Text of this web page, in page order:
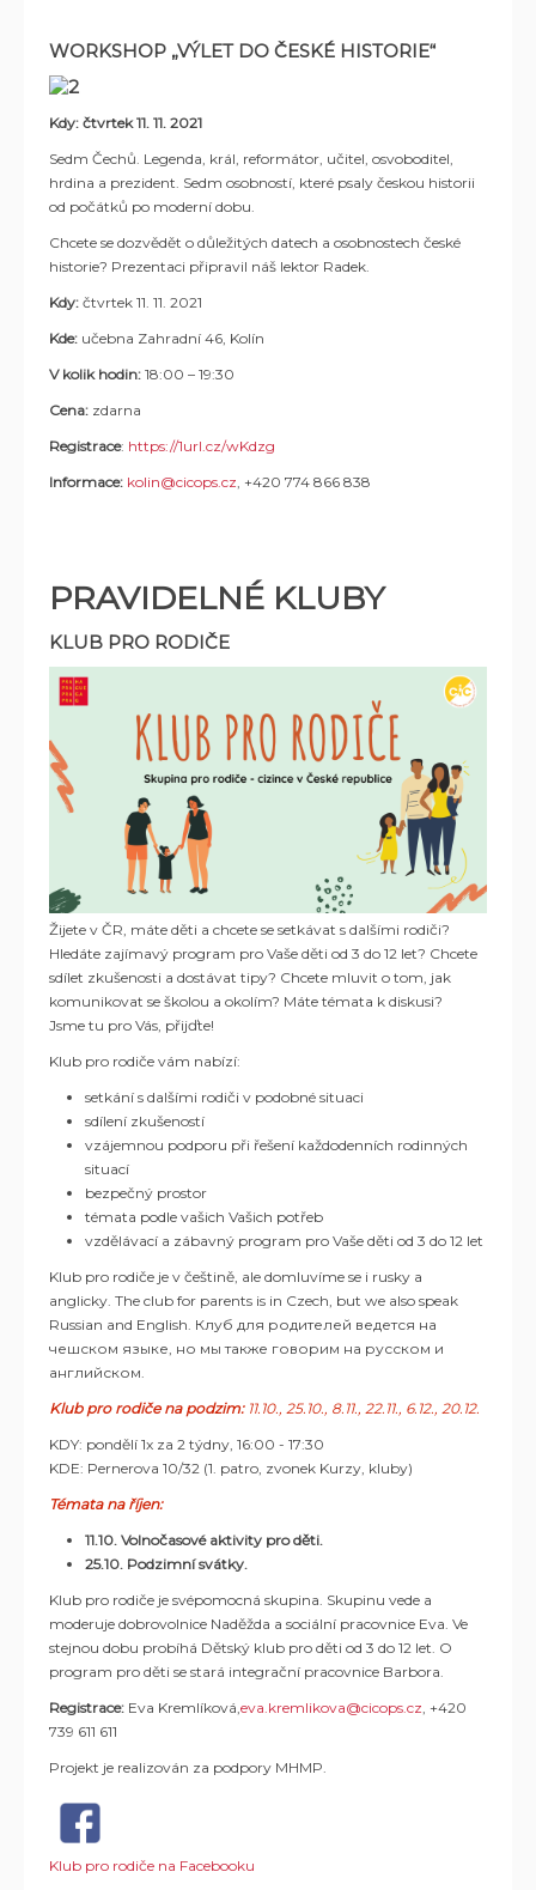
WORKSHOP „VÝLET DO ČESKÉ HISTORIE“
Kdy: čtvrtek 11. 11. 2021
Sedm Čechů. Legenda, král, reformátor, učitel, osvoboditel,
hrdina a prezident. Sedm osobností, které psaly českou historii
od počátků po moderní dobu.
Chcete se dozvědět o důležitých datech a osobnostech české
historie? Prezentaci připravil náš lektor Radek.
Kdy: čtvrtek 11. 11. 2021
Kde: učebna Zahradní 46, Kolín
V kolik hodin: 18:00 – 19:30
Cena: zdarna
Registrace: https://1url.cz/wKdzg
Informace: kolin@cicops.cz , +420 774 866 838
PRAVIDELNÉ KLUBY
KLUB PRO RODIČE
Žijete v ČR, máte děti a chcete se setkávat s dalšími rodiči?
Hledáte zajímavý program pro Vaše děti od 3 do 12 let? Chcete
sdílet zkušenosti a dostávat tipy? Chcete mluvit o tom, jak
komunikovat se školou a okolím? Máte témata k diskusi?
Jsme tu pro Vás, přijďte!
Klub pro rodiče vám nabízí:
setkání s dalšími rodiči v podobné situaci
sdílení zkušeností
vzájemnou podporu při řešení každodenních rodinných
situací
bezpečný prostor
témata podle vašich Vašich potřeb
vzdělávací a zábavný program pro Vaše děti od 3 do 12 let
Klub pro rodiče je v češtině, ale domluvíme se i rusky a
anglicky. The club for parents is in Czech, but we also speak
Russian and English. Клуб для родителей ведется на
чешском языке, но мы также говорим на русском и
английском.
Klub pro rodiče na podzim: 11.10., 25.10., 8.11., 22.11., 6.12., 20.12.
KDY: pondělí 1x za 2 týdny, 16:00 - 17:30
KDE: Pernerova 10/32 (1. patro, zvonek Kurzy, kluby)
Témata na říjen:
11.10. Volnočasové aktivity pro děti.
25.10. Podzimní svátky.
Klub pro rodiče je svépomocná skupina. Skupinu vede a
moderuje dobrovolnice Naděžda a sociální pracovnice Eva. Ve
stejnou dobu probíhá Dětský klub pro děti od 3 do 12 let. O
program pro děti se stará integrační pracovnice Barbora.
Registrace: Eva Kremlíková, eva.kremlikova@cicops.cz , +420
739 611 611
Projekt je realizován za podpory MHMP.
Klub pro rodiče na Facebooku